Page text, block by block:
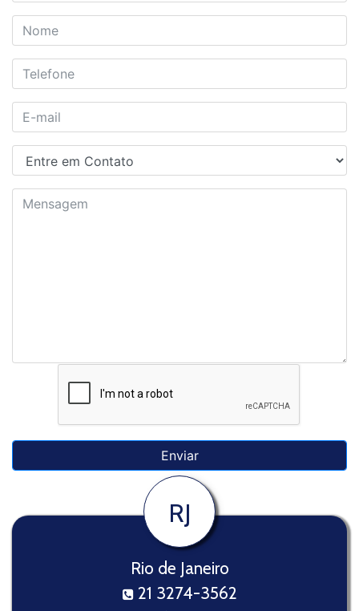
RJ
Rio de Janeiro
21 3274-3562